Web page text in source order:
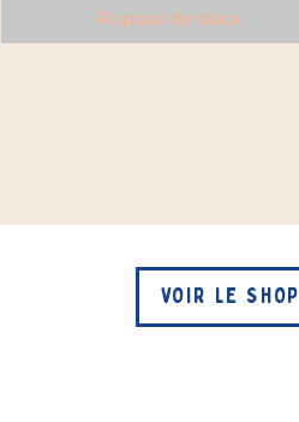
Rupture de stock
VOIR LE SHOP